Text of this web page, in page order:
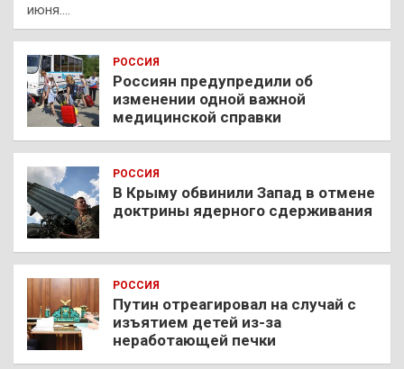
июня.…
РОССИЯ
Россиян предупредили об
изменении одной важной
медицинской справки
РОССИЯ
В Крыму обвинили Запад в отмене
доктрины ядерного сдерживания
РОССИЯ
Путин отреагировал на случай с
изъятием детей из-за
неработающей печки